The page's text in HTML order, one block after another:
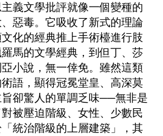
義文學批評就像一個變種的
惡毒。它吸收了新式的理論
化的經典推上手術檯進行肢
馬的文學經典，到但丁、莎
小說，無一倖免。雖然這類
語，顯得冠冕堂皇、高深莫
卻驚人的單調乏味──無非是
被壓迫階級、女性、少數民
統治階級的上層建築」，其